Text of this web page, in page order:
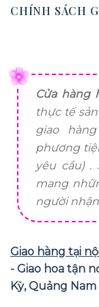
CHÍNH SÁCH
Cửa hàng
thực tế
giao
phương
yêu cầu) .
mang
người
Giao hàng tại
- Giao hoa tận
Kỳ, Quảng